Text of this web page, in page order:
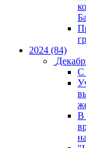
2024 (84)
С
В